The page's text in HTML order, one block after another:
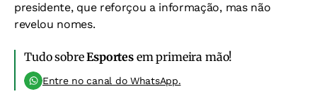
presidente, que reforçou a informação, mas não
revelou nomes.
Tudo sobreEsportesem primeira mão!
Entre no canal do WhatsApp.